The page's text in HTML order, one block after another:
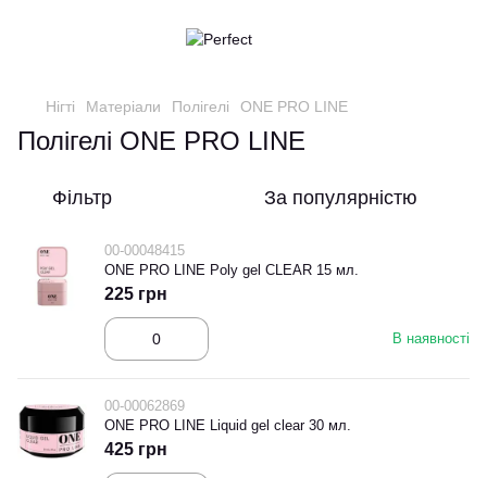
Нігті Матеріали Полігелі ONE PRO LINE
Полігелі ONE PRO LINE
Фільтр За популярністю
00-00048415
ONE PRO LINE Poly gel CLEAR 15 мл.
В наявності
225 грн
00-00062869
ONE PRO LINE Liquid gel clear 30 мл.
425 грн